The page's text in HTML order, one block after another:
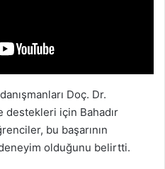
Doç. Dr.
destekleri için Bahadır
bu başarının
olduğunu belirtti.